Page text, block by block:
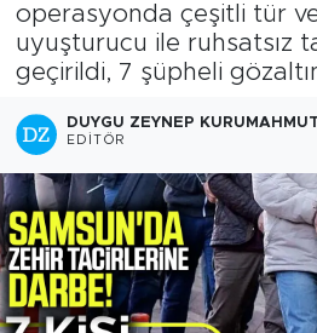
operasyonda çeşitli tür
uyuşturucu ile ruhsatsız
geçirildi, 7 şüpheli
DUYGU ZEYNEP
EDITÖR
Son Dakika Haberleri
Haber Arşivi